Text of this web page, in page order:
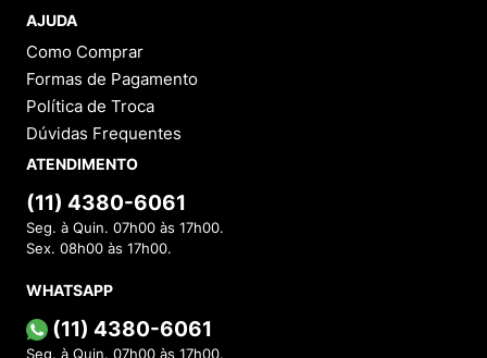
AJUDA
Como Comprar
Formas de Pagamento
Política de Troca
Dúvidas Frequentes
ATENDIMENTO
(11) 4380-6061
Seg. à Quin. 07h00 às 17h00.
Sex. 08h00 às 17h00.
WHATSAPP
(11) 4380-6061
Seg. à Quin. 07h00 às 17h00.